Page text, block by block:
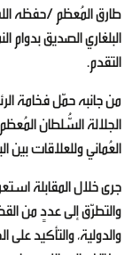
طارق المُعظم /حفظه
البلغاري الصديق بدوام
التقدم.
من جانبه حمّل فخامة
الجلالة السُّلطان
العُماني وللعلاقات بين
جرى خلال المقابلة
والتطرّق إلى عددٍ من
والدولية، والتأكيد